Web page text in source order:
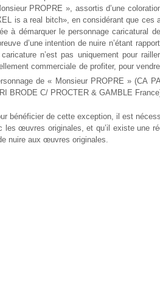
PROPRE », assortis d’une
is a real bitch», en considérant que ces
à démarquer le personnage caricatural
d’une intention de nuire n’étant
n’est pas uniquement pour
commerciale de profiter, pour
de « Monsieur PROPRE » (CA
BRODE C/ PROCTER & GAMBLE
bénéficier de cette exception, il est
les œuvres originales, et qu’il existe une
nuire aux œuvres originales.